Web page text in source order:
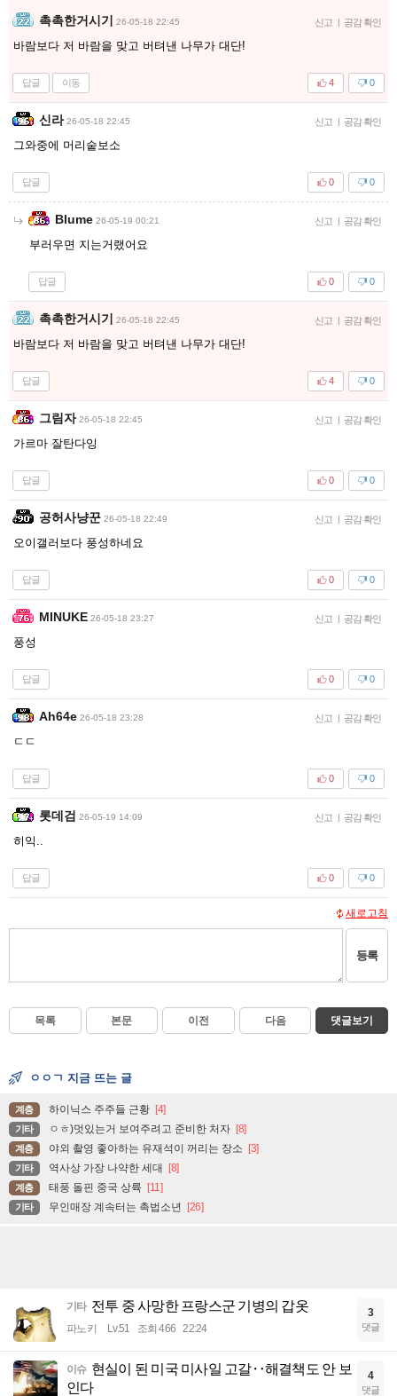
촉촉한거시기 26-05-18 22:45 신고 | 공감 확인
바람보다 저 바람을 맞고 버텨낸 나무가 대단!
답글 이동 0
4
신라 26-05-18 22:45 신고 | 공감 확인
그와중에 머리숱보소
답글 0
0
Blume 26-05-19 00:21 신고 | 공감 확인
부러우면 지는거랬어요
답글 0
0
촉촉한거시기 26-05-18 22:45 신고 | 공감 확인
바람보다 저 바람을 맞고 버텨낸 나무가 대단!
답글 0
4
그림자 26-05-18 22:45 신고 | 공감 확인
가르마 잘탄다잉
답글 0
0
공허사냥꾼 26-05-18 22:49 신고 | 공감 확인
오이갤러보다 풍성하네요
답글 0
0
MINUKE 26-05-18 23:27 신고 | 공감 확인
풍성
답글 0
0
Ah64e 26-05-18 23:28 신고 | 공감 확인
ㄷㄷ
답글 0
0
롯데검 26-05-19 14:09 신고 | 공감 확인
히익..
답글 0
0
새로고침
등록
목록 본문 이전 다음 댓글보기
ㅇㅇㄱ 지금 뜨는 글
계층 하이닉스 주주들 근황 [4]
기타 ㅇㅎ)멋있는거 보여주려고 준비한 처자 [8]
계층 야외 촬영 좋아하는 유재석이 꺼리는 장소 [3]
기타 역사상 가장 나약한 세대 [8]
계층 태풍 돌핀 중국 상륙 [11]
기타 무인매장 계속터는 촉법소년 [26]
기타 전투 중 사망한 프랑스군 기병의 갑옷
파노키 Lv.51 조회 466 22:24
3
댓글
이슈 현실이 된 미국 미사일 고갈‥해결책도 안 보
인다
4
댓글